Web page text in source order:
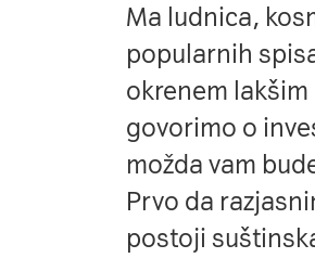
Ma ludnica,
popularnih
okrenem
govorimo o
možda vam
Prvo da
postoji